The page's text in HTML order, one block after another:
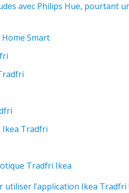
avec Philips Hue, pourtant
Smart
Ikea Tradfri
Tradfri Ikea
utiliser l’application Ikea